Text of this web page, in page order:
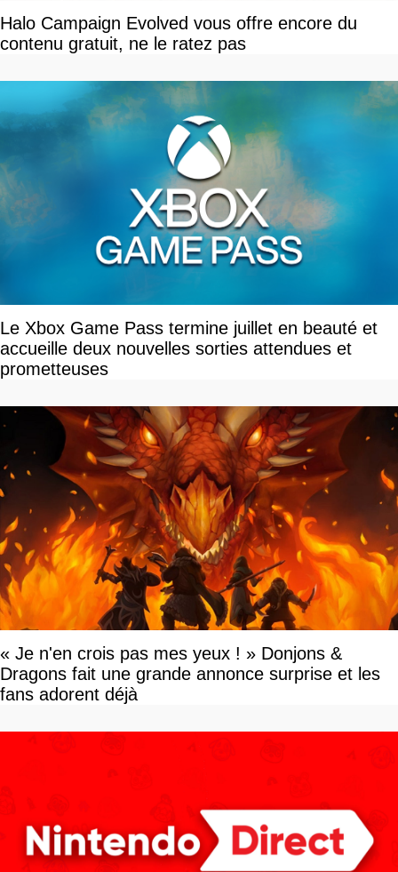
Halo Campaign Evolved vous offre encore du
contenu gratuit, ne le ratez pas
Le Xbox Game Pass termine juillet en beauté et
accueille deux nouvelles sorties attendues et
prometteuses
« Je n'en crois pas mes yeux ! » Donjons &
Dragons fait une grande annonce surprise et les
fans adorent déjà